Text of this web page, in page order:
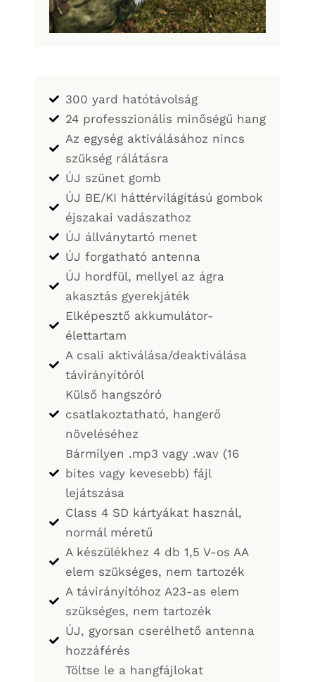
300 yard hatótávolság
24 professzionális minőségű hang
Az egység aktiválásához nincs
szükség rálátásra
ÚJ szünet gomb
ÚJ BE/KI háttérvilágítású gombok
éjszakai vadászathoz
ÚJ állványtartó menet
ÚJ forgatható antenna
ÚJ hordfül, mellyel az ágra
akasztás gyerekjáték
Elképesztő akkumulátor-
élettartam
A csali aktiválása/deaktiválása
távirányítóról
Külső hangszóró
csatlakoztatható, hangerő
növeléséhez
Bármilyen .mp3 vagy .wav (16
bites vagy kevesebb) fájl
lejátszása
Class 4 SD kártyákat használ,
normál méretű
A készülékhez 4 db 1,5 V-os AA
elem szükséges, nem tartozék
A távirányítóhoz A23-as elem
szükséges, nem tartozék
ÚJ, gyorsan cserélhető antenna
hozzáférés
Töltse le a hangfájlokat